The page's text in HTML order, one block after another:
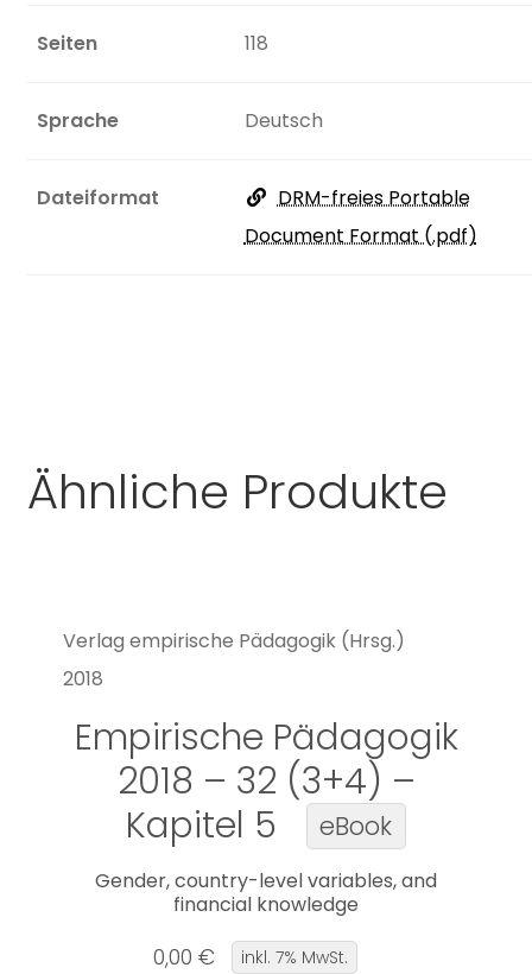
Seiten 118
Sprache Deutsch
Dateiformat
DRM-freies Portable
Document Format (.pdf)
Ähnliche Produkte
Verlag empirische Pädagogik (Hrsg.)
2018
Empirische Pädagogik
2018 – 32 (3+4) –
Kapitel 5
eBook
Gender, country-level variables, and
financial knowledge
0,00 € inkl. 7% MwSt.